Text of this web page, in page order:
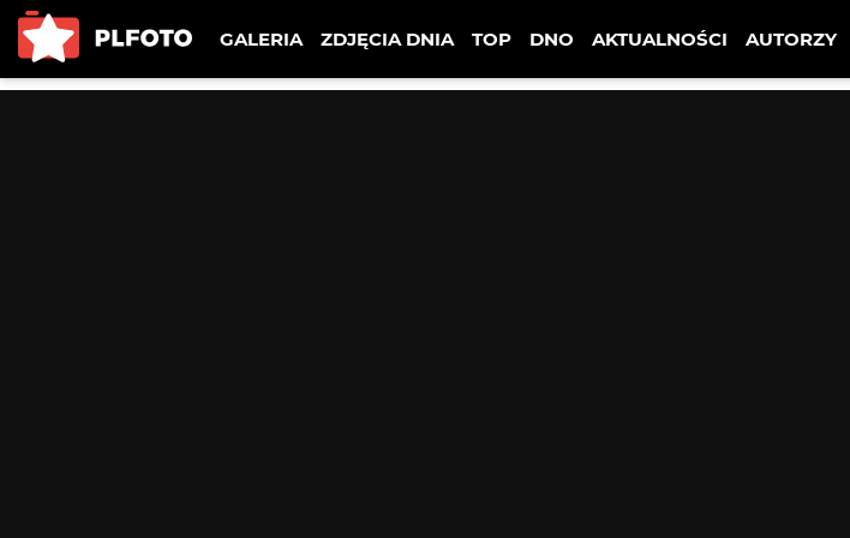
GALERIA ZDJĘCIA DNIA TOP DNO AKTUALNOŚCI AUTORZY